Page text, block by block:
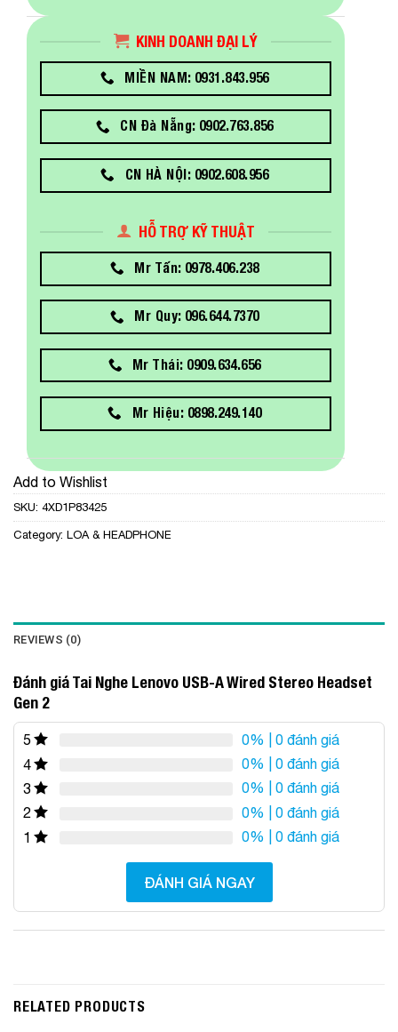
KINH DOANH ĐẠI LÝ
MIỀN NAM: 0931.843.956
CN Đà Nẵng: 0902.763.856
CN HÀ NỘI: 0902.608.956
HỖ TRỢ KỸ THUẬT
Mr Tấn: 0978.406.238
Mr Quy: 096.644.7370
Mr Thái: 0909.634.656
Mr Hiệu: 0898.249.140
Add to Wishlist
SKU: 4XD1P83425
Category: LOA & HEADPHONE
REVIEWS (0)
Đánh giá Tai Nghe Lenovo USB-A Wired Stereo Headset
Gen 2
5 0% | 0 đánh giá
4
0% | 0 đánh giá
3
0% | 0 đánh giá
2
0% | 0 đánh giá
1
0% | 0 đánh giá
ĐÁNH GIÁ NGAY
RELATED PRODUCTS